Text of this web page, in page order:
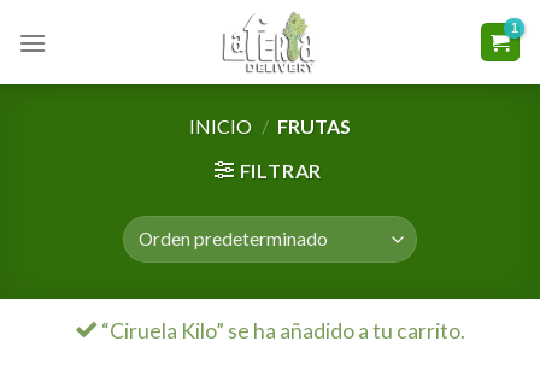
INICIO / FRUTAS
FILTRAR
“Ciruela Kilo” se ha añadido a tu carrito.